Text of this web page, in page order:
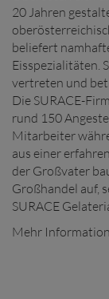
20 Jahren
beliefert
Eisspezialitäten.
vertreten und
Die SURACE-
rund 150
Mitarbeiter
aus einer
der Großvater
Großhandel auf,
SURACE
Mehr